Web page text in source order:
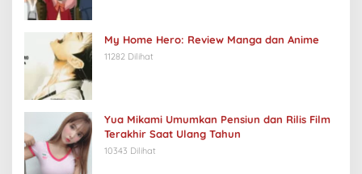
My Home Hero: Review Manga dan Anime
11282 Dilihat
Yua Mikami Umumkan Pensiun dan Rilis Film
Terakhir Saat Ulang Tahun
10343 Dilihat